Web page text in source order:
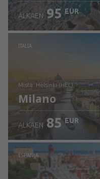
Tarkista tiedot
ALKAEN 95 EUR
ITALIA
mistä: Helsinki (HEL)
Milano
Tarkista tiedot
ALKAEN 85 EUR
ESPANJA